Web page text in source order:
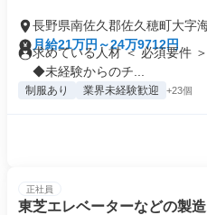
長野県南佐久郡佐久穂町大字
月給21万円～24万9712円
求めている人材 ＜ 必須要件
◆未経験からのチ...
制服あり 業界未経験歓迎 +23個
正社員
東芝エレベーターなどの製